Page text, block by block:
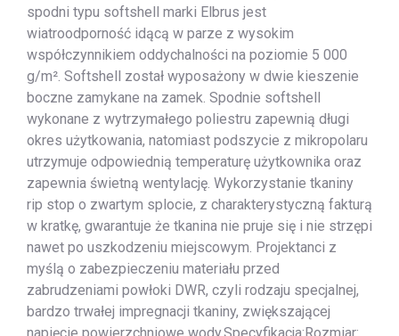
spodni typu softshell marki Elbrus jest
wiatroodporność idącą w parze z wysokim
współczynnikiem oddychalności na poziomie 5 000
g/m². Softshell został wyposażony w dwie kieszenie
boczne zamykane na zamek. Spodnie softshell
wykonane z wytrzymałego poliestru zapewnią długi
okres użytkowania, natomiast podszycie z mikropolaru
utrzymuje odpowiednią temperaturę użytkownika oraz
zapewnia świetną wentylację. Wykorzystanie tkaniny
rip stop o zwartym splocie, z charakterystyczną fakturą
w kratkę, gwarantuje że tkanina nie pruje się i nie strzępi
nawet po uszkodzeniu miejscowym. Projektanci z
myślą o zabezpieczeniu materiału przed
zabrudzeniami powłoki DWR, czyli rodzaju specjalnej,
bardzo trwałej impregnacji tkaniny, zwiększającej
napięcie powierzchniowe wody.Specyfikacja:Rozmiar: